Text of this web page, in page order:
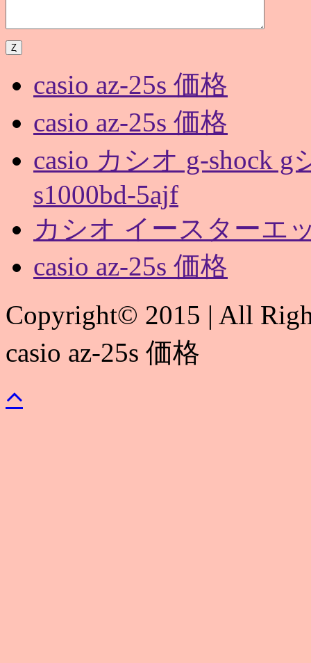
casio az-25s 価格
casio az-25s 価格
casio カシオ g-shock
s1000bd-5ajf
カシオ イースターエ
casio az-25s 価格
Copyright© 2015 | All
casio az-25s 価格